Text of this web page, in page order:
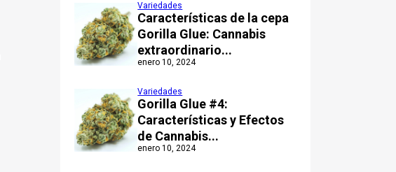
Características de la cepa
Gorilla Glue: Cannabis
extraordinario...
Variedades
enero 10, 2024
Gorilla Glue #4:
Características y Efectos
de Cannabis...
Variedades
enero 10, 2024